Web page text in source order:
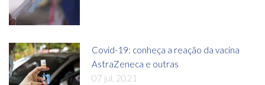
Covid-19: conheça a reação da vacina
AstraZeneca e outras
07 jul, 2021